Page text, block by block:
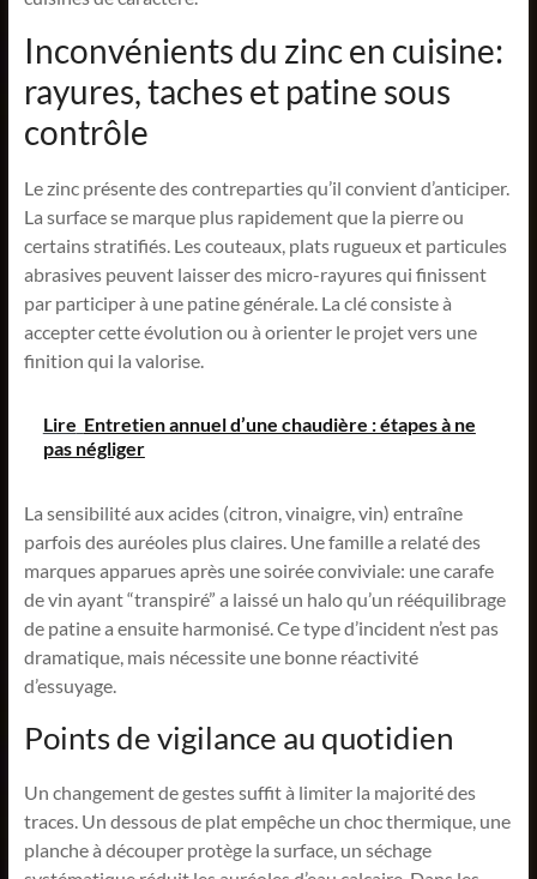
Inconvénients du zinc en cuisine:
rayures, taches et patine sous
contrôle
Le zinc présente des contreparties qu’il convient d’anticiper.
La surface se marque plus rapidement que la pierre ou
certains stratifiés. Les couteaux, plats rugueux et particules
abrasives peuvent laisser des micro-rayures qui finissent
par participer à une patine générale. La clé consiste à
accepter cette évolution ou à orienter le projet vers une
finition qui la valorise.
Lire Entretien annuel d’une chaudière : étapes à ne
pas négliger
La sensibilité aux acides (citron, vinaigre, vin) entraîne
parfois des auréoles plus claires. Une famille a relaté des
marques apparues après une soirée conviviale: une carafe
de vin ayant “transpiré” a laissé un halo qu’un rééquilibrage
de patine a ensuite harmonisé. Ce type d’incident n’est pas
dramatique, mais nécessite une bonne réactivité
d’essuyage.
Points de vigilance au quotidien
Un changement de gestes suffit à limiter la majorité des
traces. Un dessous de plat empêche un choc thermique, une
planche à découper protège la surface, un séchage